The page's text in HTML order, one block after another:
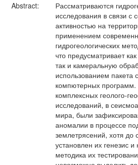
Abstract:
Рассматриваются
исследования в связи с
активностью на
применением
гидрогеологических
что предусматривает
так и камеральную
использованием пакета
компютерных
комплексных геолого-
исследований, в
мира, были
аномалии в процессе
землетрясений, хотя до
установлен их генезис
методика их